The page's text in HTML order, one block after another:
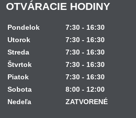
OTVÁRACIE HODINY
Pondelok
7:30 - 16:30
Utorok
7:30 - 16:30
Streda
7:30 - 16:30
Štvrtok
7:30 - 16:30
Piatok
7:30 - 16:30
Sobota
8:00 - 12:00
Nedeľa
ZATVORENÉ